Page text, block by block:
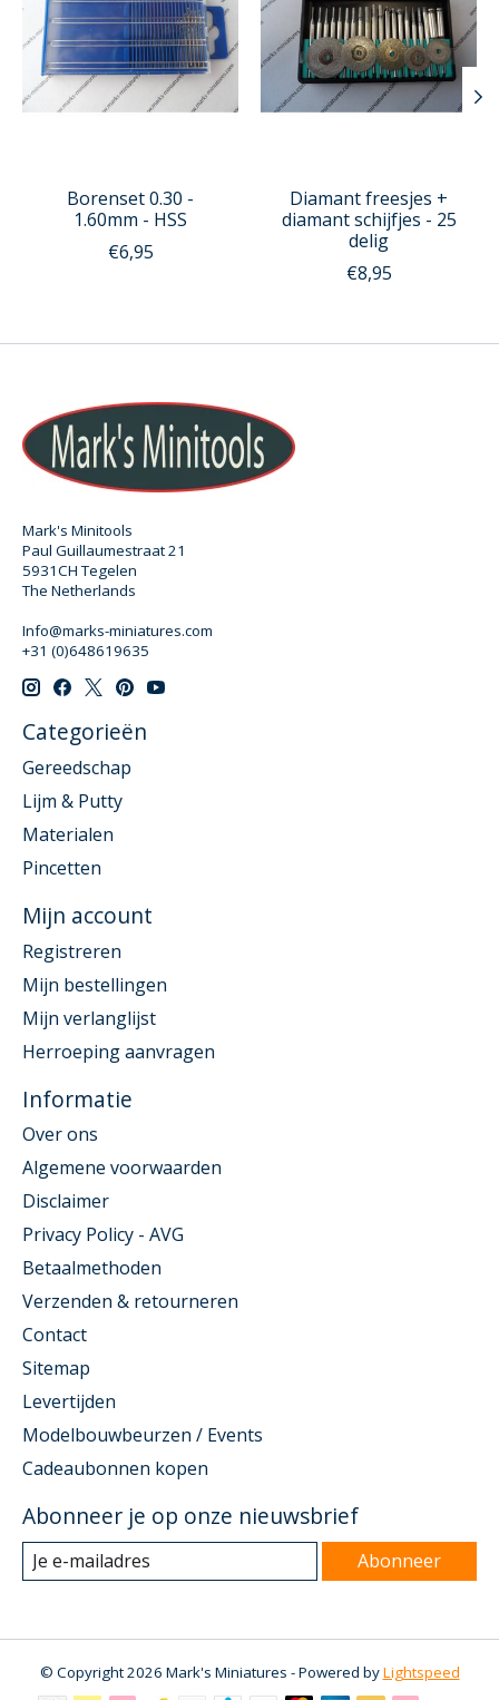
Borenset 0.30 -
1.60mm - HSS
€6,95
Diamant freesjes +
diamant schijfjes - 25
delig
€8,95
Mark's Minitools
Paul Guillaumestraat 21
5931CH Tegelen
The Netherlands
Info@marks-miniatures.com
+31 (0)648619635
Categorieën
Gereedschap
Lijm & Putty
Materialen
Pincetten
Mijn account
Registreren
Mijn bestellingen
Mijn verlanglijst
Herroeping aanvragen
Informatie
Over ons
Algemene voorwaarden
Disclaimer
Privacy Policy - AVG
Betaalmethoden
Verzenden & retourneren
Contact
Sitemap
Levertijden
Modelbouwbeurzen / Events
Cadeaubonnen kopen
Abonneer je op onze nieuwsbrief
Abonneer
© Copyright 2026 Mark's Miniatures - Powered byLightspeed